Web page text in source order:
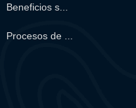
Beneficios s...
Procesos de ...